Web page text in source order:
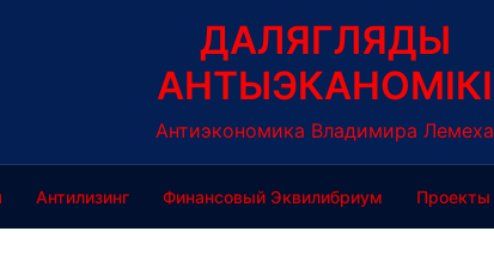
ДАЛЯГЛЯДЫ
АНТЫЭКАНОМІКІ
Антиэкономика Владимира Лемеха
Антилизинг Финансовый Эквилибриум Проекты